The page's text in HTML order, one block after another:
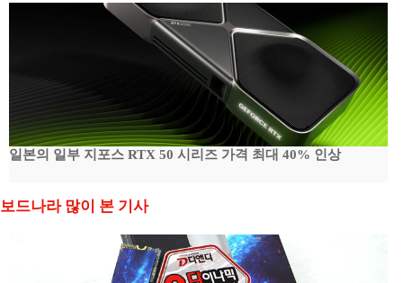
일본의 일부 지포스 RTX 50 시리즈 가격 최대 40% 인상
보드나라 많이 본 기사